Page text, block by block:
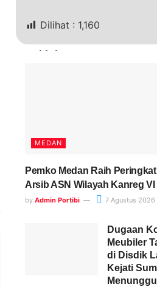
Dilihat : 1,160
Terkini
MEDAN
Pemko Medan Raih
Arsib ASN Wilayah Kanreg VI
by Admin Portibi 7 Agustus 2026
Dugaan
Meubiler
di Disdik
Kejati